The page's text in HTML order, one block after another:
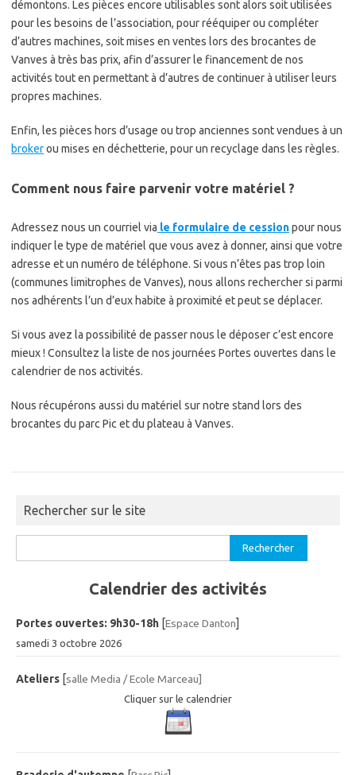
démontons. Les pièces encore utilisables sont alors soit utilisées
pour les besoins de l’association, pour rééquiper ou compléter
d’autres machines, soit mises en ventes lors des brocantes de
Vanves à très bas prix, afin d’assurer le financement de nos
activités tout en permettant à d’autres de continuer à utiliser leurs
propres machines.
Enfin, les pièces hors d’usage ou trop anciennes sont vendues à un
brokerou mises en déchetterie, pour un recyclage dans les règles.
Comment nous faire parvenir votre matériel ?
Adressez nous un courriel via le formulaire de cessionpour nous
indiquer le type de matériel que vous avez à donner, ainsi que votre
adresse et un numéro de téléphone. Si vous n’êtes pas trop loin
(communes limitrophes de Vanves), nous allons rechercher si parmi
nos adhérents l’un d’eux habite à proximité et peut se déplacer.
Si vous avez la possibilité de passer nous le déposer c’est encore
mieux ! Consultez la liste de nos journées Portes ouvertes dans le
calendrier de nos activités.
Nous récupérons aussi du matériel sur notre stand lors des
brocantes du parc Pic et du plateau à Vanves.
Rechercher sur le site
Calendrier des activités
Portes ouvertes: 9h30-18h [Espace Danton]
samedi 3 octobre 2026
Ateliers [salle Media / Ecole Marceau]
Cliquer sur le calendrier